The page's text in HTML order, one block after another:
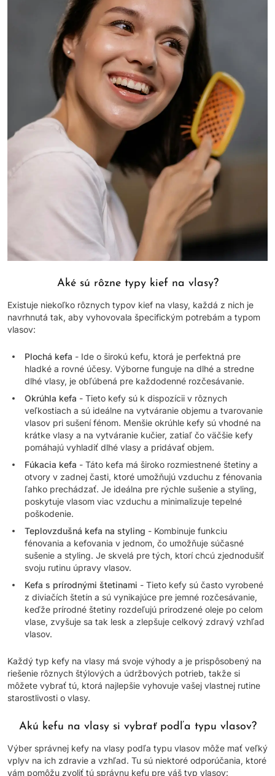
Aké sú rôzne typy kief na vlasy?
Existuje niekoľko rôznych typov kief na vlasy, každá z nich je
navrhnutá tak, aby vyhovovala špecifickým potrebám a typom
vlasov:
Plochá kefa - Ide o širokú kefu, ktorá je perfektná pre
hladké a rovné účesy. Výborne funguje na dlhé a stredne
dlhé vlasy, je obľúbená pre každodenné rozčesávanie.
Okrúhla kefa - Tieto kefy sú k dispozícii v rôznych
veľkostiach a sú ideálne na vytváranie objemu a tvarovanie
vlasov pri sušení fénom. Menšie okrúhle kefy sú vhodné na
krátke vlasy a na vytváranie kučier, zatiaľ čo väčšie kefy
pomáhajú vyhladiť dlhé vlasy a pridávať objem.
Fúkacia kefa - Táto kefa má široko rozmiestnené štetiny a
otvory v zadnej časti, ktoré umožňujú vzduchu z fénovania
ľahko prechádzať. Je ideálna pre rýchle sušenie a styling,
poskytuje vlasom viac vzduchu a minimalizuje tepelné
poškodenie.
Teplovzdušná kefa na styling - Kombinuje funkciu
fénovania a kefovania v jednom, čo umožňuje súčasné
sušenie a styling. Je skvelá pre tých, ktorí chcú zjednodušiť
svoju rutinu úpravy vlasov.
Kefa s prírodnými štetinami - Tieto kefy sú často vyrobené
z diviačích štetín a sú vynikajúce pre jemné rozčesávanie,
keďže prírodné štetiny rozdeľujú prirodzené oleje po celom
vlase, zvyšuje sa tak lesk a zlepšuje celkový zdravý vzhľad
vlasov.
Každý typ kefy na vlasy má svoje výhody a je prispôsobený na
riešenie rôznych štýlových a údržbových potrieb, takže si
môžete vybrať tú, ktorá najlepšie vyhovuje vašej vlastnej rutine
starostlivosti o vlasy.
Akú kefu na vlasy si vybrať podľa typu vlasov?
Výber správnej kefy na vlasy podľa typu vlasov môže mať veľký
vplyv na ich zdravie a vzhľad. Tu sú niektoré odporúčania, ktoré
vám pomôžu zvoliť tú správnu kefu pre váš typ vlasov: